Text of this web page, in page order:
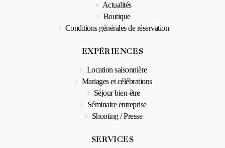
Actualités
Boutique
Conditions générales de réservation
EXPÉRIENCES
Location saisonnière
Mariages et célébrations
Séjour bien-être
Séminaire entreprise
Shooting / Presse
SERVICES